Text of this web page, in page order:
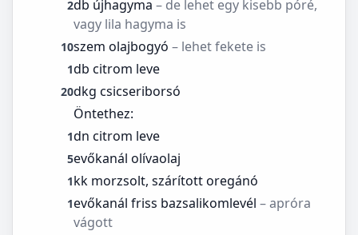
2db újhagyma – de lehet egy kisebb póré,
vagy lila hagyma is
10szem olajbogyó – lehet fekete is
1db citrom leve
20dkg csicseriborsó
Öntethez:
1dn citrom leve
5evőkanál olívaolaj
1kk morzsolt, szárított oregánó
1evőkanál friss bazsalikomlevél – apróra
vágott